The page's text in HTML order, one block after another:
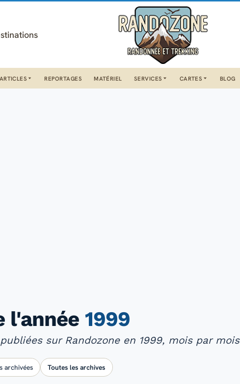
ARTICLES REPORTAGES MATÉRIEL SERVICES CARTES BLOG
l'année 1999
sur Randozone en 1999, mois par mois
archivées Toutes les archives